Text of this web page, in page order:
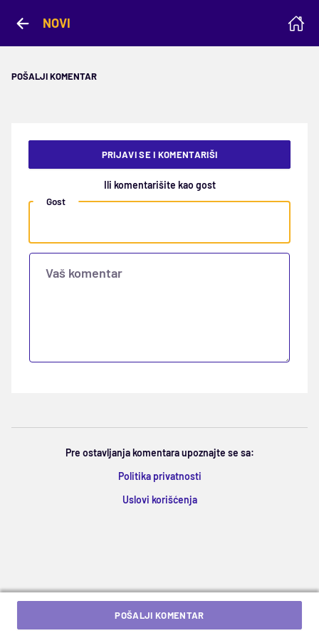
NOVI
POŠALJI KOMENTAR
PRIJAVI SE I KOMENTARIŠI
Ili komentarišite kao gost
Gost
Vaš komentar
Pre ostavljanja komentara upoznajte se sa:
Politika privatnosti
Uslovi korišćenja
POŠALJI KOMENTAR